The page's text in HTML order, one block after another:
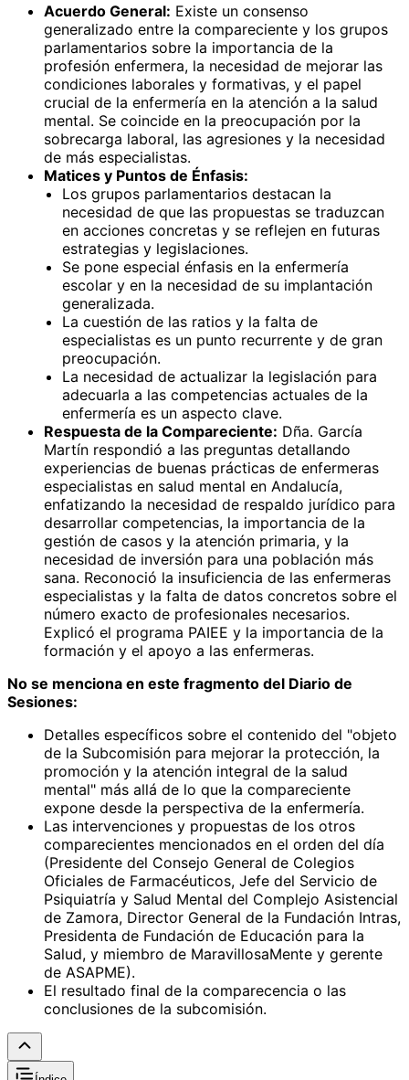
Acuerdo General: Existe un consenso
generalizado entre la compareciente y los grupos
parlamentarios sobre la importancia de la
profesión enfermera, la necesidad de mejorar las
condiciones laborales y formativas, y el papel
crucial de la enfermería en la atención a la salud
mental. Se coincide en la preocupación por la
sobrecarga laboral, las agresiones y la necesidad
de más especialistas.
Matices y Puntos de Énfasis:
Los grupos parlamentarios destacan la
necesidad de que las propuestas se traduzcan
en acciones concretas y se reflejen en futuras
estrategias y legislaciones.
Se pone especial énfasis en la enfermería
escolar y en la necesidad de su implantación
generalizada.
La cuestión de las ratios y la falta de
especialistas es un punto recurrente y de gran
preocupación.
La necesidad de actualizar la legislación para
adecuarla a las competencias actuales de la
enfermería es un aspecto clave.
Respuesta de la Compareciente: Dña. García
Martín respondió a las preguntas detallando
experiencias de buenas prácticas de enfermeras
especialistas en salud mental en Andalucía,
enfatizando la necesidad de respaldo jurídico para
desarrollar competencias, la importancia de la
gestión de casos y la atención primaria, y la
necesidad de inversión para una población más
sana. Reconoció la insuficiencia de las enfermeras
especialistas y la falta de datos concretos sobre el
número exacto de profesionales necesarios.
Explicó el programa PAIEE y la importancia de la
formación y el apoyo a las enfermeras.
No se menciona en este fragmento del Diario de
Sesiones:
Detalles específicos sobre el contenido del "objeto
de la Subcomisión para mejorar la protección, la
promoción y la atención integral de la salud
mental" más allá de lo que la compareciente
expone desde la perspectiva de la enfermería.
Las intervenciones y propuestas de los otros
comparecientes mencionados en el orden del día
(Presidente del Consejo General de Colegios
Oficiales de Farmacéuticos, Jefe del Servicio de
Psiquiatría y Salud Mental del Complejo Asistencial
de Zamora, Director General de la Fundación Intras,
Presidenta de Fundación de Educación para la
Salud, y miembro de MaravillosaMente y gerente
de ASAPME).
El resultado final de la comparecencia o las
conclusiones de la subcomisión.